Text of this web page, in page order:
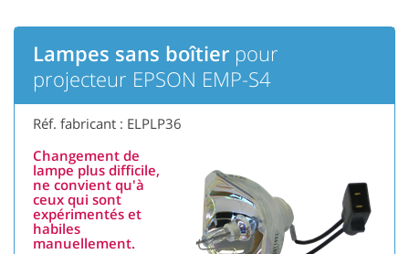
Lampes sans boîtier pour
projecteur EPSON EMP-S4
Réf. fabricant : ELPLP36
Changement de
lampe plus difficile,
ne convient qu'à
ceux qui sont
expérimentés et
habiles
manuellement.